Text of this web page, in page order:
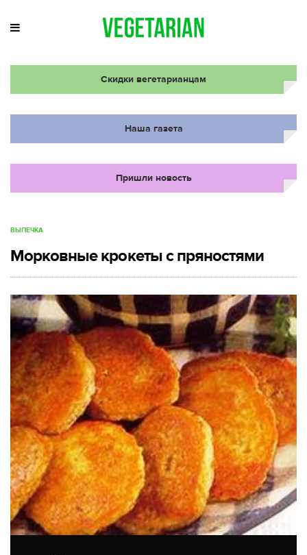
Скидки вегетарианцам
Наша газета
Пришли новость
ВЫПЕЧКА
Морковные крокеты с пряностями